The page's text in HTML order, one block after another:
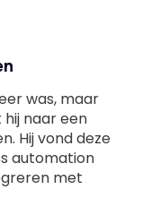
was, maar
naar een
Hij vond deze
automation
met